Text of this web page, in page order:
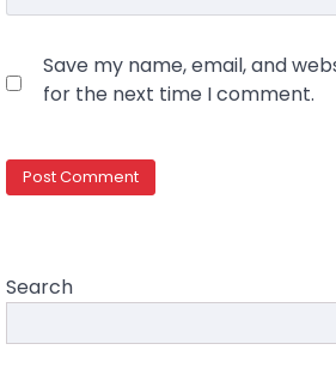
Save my name, email, and
for the next time I comment.
Search